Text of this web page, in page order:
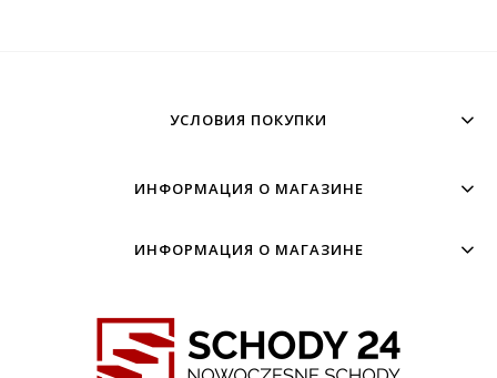
УСЛОВИЯ ПОКУПКИ
ИНФОРМАЦИЯ О МАГАЗИНЕ
ИНФОРМАЦИЯ О МАГАЗИНЕ